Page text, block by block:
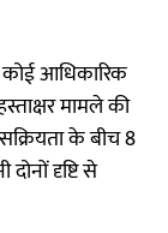
आधिकारिक
मामले की
के बीच 8
दृष्टि से